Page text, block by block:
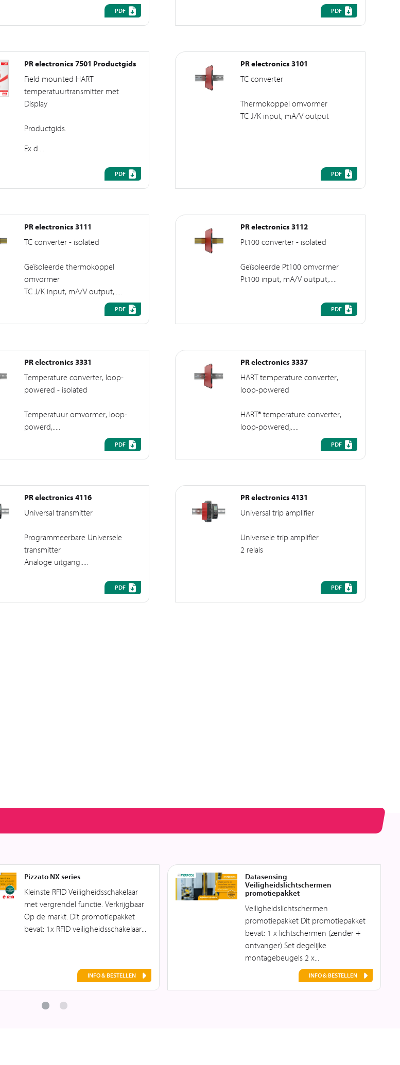
PDF PDF
PR electronics 7501 Productgids
Field mounted HART
temperatuurtransmitter met
Display
Productgids.
Ex d.....
PDF
PR electronics 3101
TC converter
Thermokoppel omvormer
TC J/K input, mA/V output
PDF
PR electronics 3111
TC converter - isolated
Geïsoleerde thermokoppel
omvormer
TC J/K input, mA/V output,.....
PDF
PR electronics 3112
Pt100 converter - isolated
Geïsoleerde Pt100 omvormer
Pt100 input, mA/V output,.....
PDF
PR electronics 3331
Temperature converter, loop-
powered - isolated
Temperatuur omvormer, loop-
powerd,.....
PDF
PR electronics 3337
HART temperature converter,
loop-powered
HART® temperature converter,
loop-powered,.....
PDF
PR electronics 4116
Universal transmitter
Programmeerbare Universele
transmitter
Analoge uitgang.....
PDF
PR electronics 4131
Universal trip amplifier
Universele trip amplifier
2 relais
PDF
Pizzato NX series
Kleinste RFID Veiligheidsschakelaar
met vergrendel functie. Verkrijgbaar
Op de markt. Dit promotiepakket
bevat: 1x RFID veiligheidsschakelaar...
INFO & BESTELLEN
Datasensing
Veiligheidslichtschermen
promotiepakket
Veiligheidslichtschermen
promotiepakket Dit promotiepakket
bevat: 1 x lichtschermen (zender +
ontvanger) Set degelijke
montagebeugels 2 x...
INFO & BESTELLEN